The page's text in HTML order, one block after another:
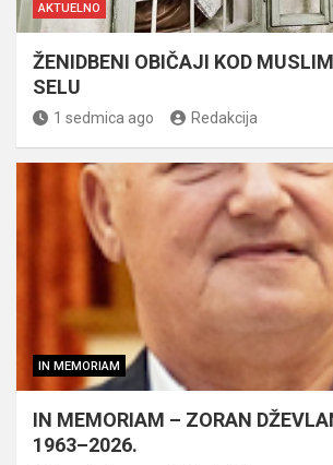
AKTUELNO
ŽENIDBENI OBIČAJI KOD
SELU
1 sedmica ago Redakcija
IN MEMORIAM
IN MEMORIAM – ZORAN
1963–2026.